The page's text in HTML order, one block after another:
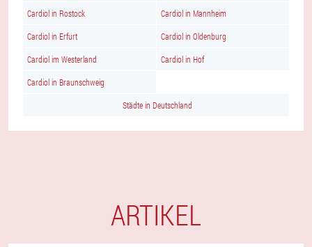
Cardiol in Rostock Cardiol in Mannheim
Cardiol in Erfurt Cardiol in Oldenburg
Cardiol im Westerland Cardiol in Hof
Cardiol in Braunschweig
Städte in Deutschland
ARTIKEL